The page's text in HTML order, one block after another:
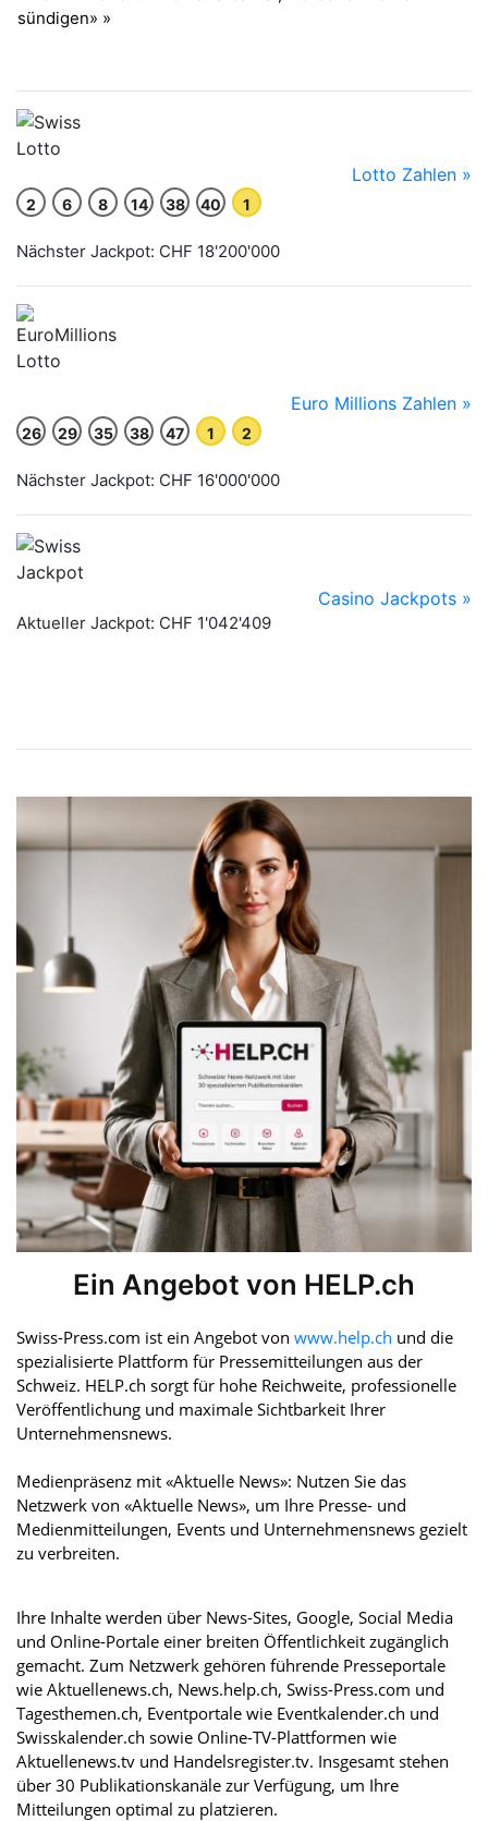
Ein Angebot von HELP.ch
Swiss-Press.com ist ein Angebot von www.help.ch und die
spezialisierte Plattform für Pressemitteilungen aus der
Schweiz. HELP.ch sorgt für hohe Reichweite, professionelle
Veröffentlichung und maximale Sichtbarkeit Ihrer
Unternehmensnews.
Medienpräsenz mit «Aktuelle News»: Nutzen Sie das
Netzwerk von «Aktuelle News», um Ihre Presse- und
Medienmitteilungen, Events und Unternehmensnews gezielt
zu verbreiten.
Ihre Inhalte werden über News-Sites, Google, Social Media
und Online-Portale einer breiten Öffentlichkeit zugänglich
gemacht. Zum Netzwerk gehören führende Presseportale
wie Aktuellenews.ch, News.help.ch, Swiss-Press.com und
Tagesthemen.ch, Eventportale wie Eventkalender.ch und
Swisskalender.ch sowie Online-TV-Plattformen wie
Aktuellenews.tv und Handelsregister.tv. Insgesamt stehen
über 30 Publikationskanäle zur Verfügung, um Ihre
Mitteilungen optimal zu platzieren.